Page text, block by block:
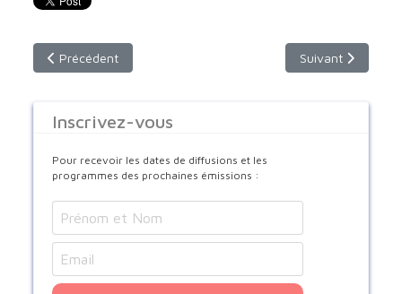
Article précédent : Emission du dimanche 12 mars 2023 -
Précédent Article suivant :
Suivant
Inscrivez-vous
Pour recevoir les dates de diffusions et les
programmes des prochaines émissions :